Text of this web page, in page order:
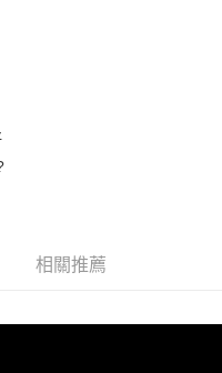
相關推薦